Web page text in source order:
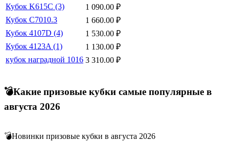
Кубок K615C (3)
1 090.00 ₽
Кубок C7010.3
1 660.00 ₽
Кубок 4107D (4)
1 530.00 ₽
Кубок 4123A (1)
1 130.00 ₽
кубок наградной 1016 3 310.00 ₽
💣Какие призовые кубки самые популярные в
августа 2026
💣Новинки призовые кубки в августа 2026